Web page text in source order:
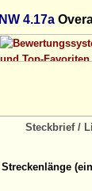
NW 4.17a
Steckbrief /
Streckenlänge